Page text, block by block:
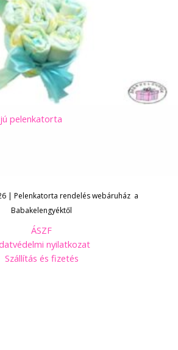
pelenkatorta
| Pelenkatorta rendelés webáruház a
Babakelengyéktől
ÁSZF
nyilatkozat
Szállítás és fizetés